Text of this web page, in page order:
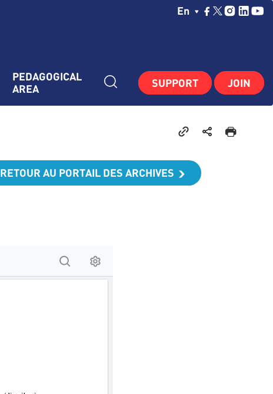
Choisissez Votre
En
PEDAGOGICAL
AREA
SUPPORT JOIN
RETOUR AU PORTAIL DES ARCHIVES